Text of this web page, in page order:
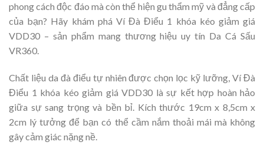
phong cách độc đáo mà còn thể hiện gu thẩm mỹ và đẳng cấp
của bạn? Hãy khám phá Ví Đà Điểu 1 khóa kéo giảm giá
VDD30 – sản phẩm mang thương hiệu uy tín Da Cá Sấu
VR360.
Chất liệu da đà điểu tự nhiên được chọn lọc kỹ lưỡng, Ví Đà
Điểu 1 khóa kéo giảm giá VDD30 là sự kết hợp hoàn hảo
giữa sự sang trọng và bền bỉ. Kích thước 19cm x 8,5cm x
2cm lý tưởng để bạn có thể cầm nắm thoải mái mà không
gây cảm giác nặng nề.